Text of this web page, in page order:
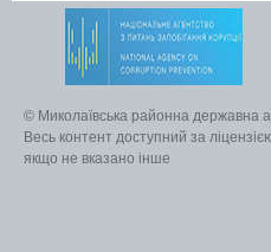
© Миколаївська районна державна
Весь контент доступний за
якщо не вказано інше